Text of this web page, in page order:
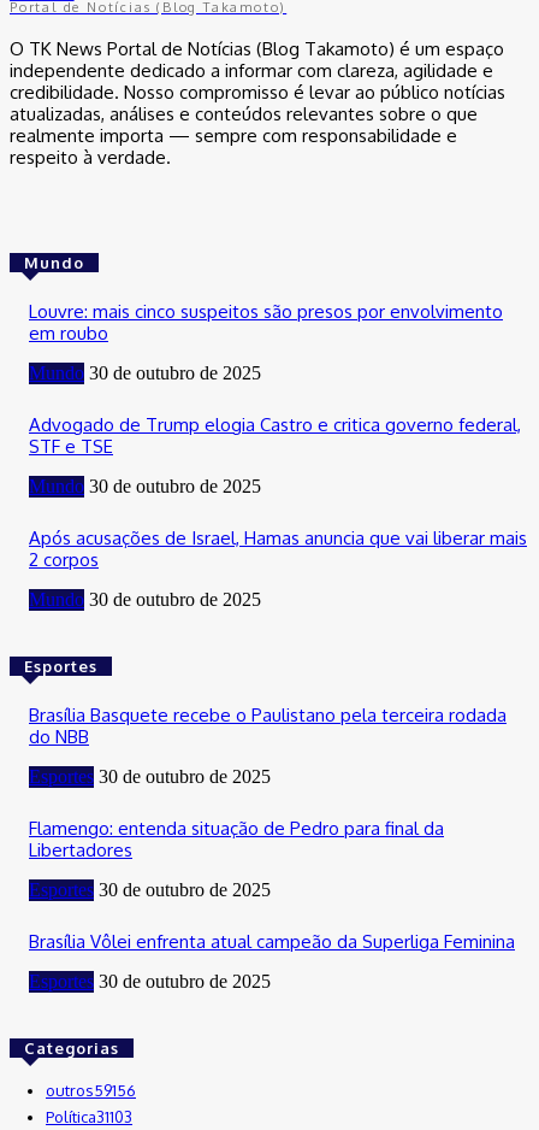
Portal de Notícias (Blog Takamoto)
O TK News Portal de Notícias (Blog Takamoto) é um espaço
independente dedicado a informar com clareza, agilidade e
credibilidade. Nosso compromisso é levar ao público notícias
atualizadas, análises e conteúdos relevantes sobre o que
realmente importa — sempre com responsabilidade e
respeito à verdade.
Mundo
Louvre: mais cinco suspeitos são presos por envolvimento
em roubo
Mundo 30 de outubro de 2025
Advogado de Trump elogia Castro e critica governo federal,
STF e TSE
Mundo 30 de outubro de 2025
Após acusações de Israel, Hamas anuncia que vai liberar mais
2 corpos
Mundo 30 de outubro de 2025
Esportes
Brasília Basquete recebe o Paulistano pela terceira rodada
do NBB
Esportes 30 de outubro de 2025
Flamengo: entenda situação de Pedro para final da
Libertadores
Esportes 30 de outubro de 2025
Brasília Vôlei enfrenta atual campeão da Superliga Feminina
Esportes 30 de outubro de 2025
Categorias
outros59156
Política31103